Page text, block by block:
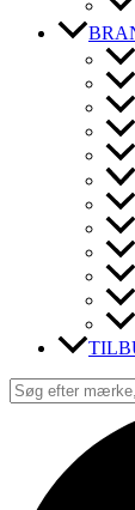
Søg
efter: